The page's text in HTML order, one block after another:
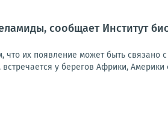
сообщает Институт
что их появление может быть связано
у берегов Африки, Америки